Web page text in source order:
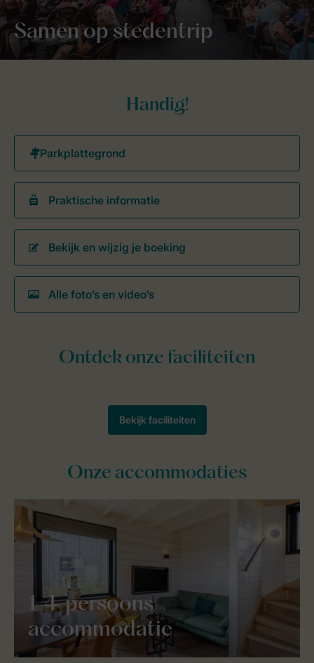
Samen op stedentrip
Handig!
Praktische informatie
Bekijk en wijzig je boeking
Alle foto’s en video’s
Onze accommodaties
1-4-persoons
accommodatie